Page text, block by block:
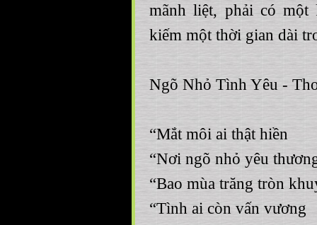
mãnh liệt, phải có
kiếm một thời gian dài
Ngõ Nhỏ Tình Yêu -
“Mắt môi ai thật hiền
“Nơi ngõ nhỏ yêu
“Bao mùa trăng tròn
“Tình ai còn vấn vương